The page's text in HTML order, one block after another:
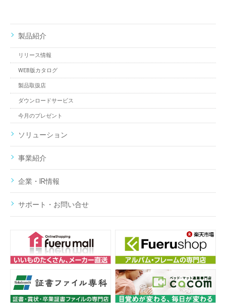
製品紹介
リリース情報
WEB版カタログ
製品取扱店
ダウンロードサービス
今月のプレゼント
ソリューション
事業紹介
企業・IR情報
サポート・お問い合せ